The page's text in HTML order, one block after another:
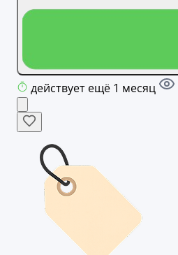
действует ещё 1 месяц